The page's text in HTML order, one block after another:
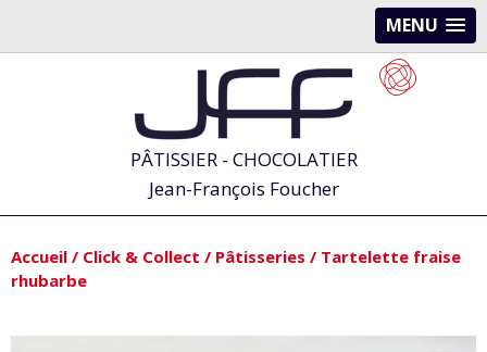
MENU
PÂTISSIER - CHOCOLATIER
Jean-François Foucher
Accueil / Click & Collect / Pâtisseries / Tartelette fraise
rhubarbe